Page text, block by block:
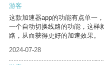
游客
这款加速器app的功能有点单一
一个自动切换线路的功能，这样
路，从而获得更好的加速效果。
2024-07-28